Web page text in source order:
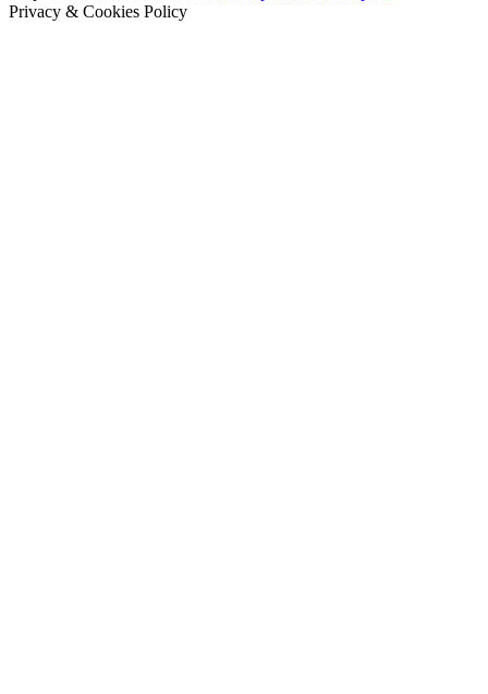
Privacy & Cookies Policy